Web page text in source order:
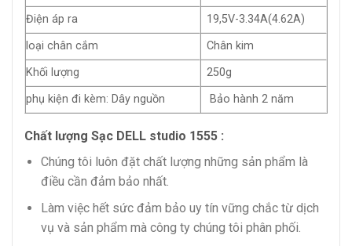
Điện áp ra
19,5V-3.34A(4.62A)
loại chân cắm
Chân kim
Khối lượng
250g
phụ kiện đi kèm: Dây nguồn
Bảo hành 2 năm
Chất lượng Sạc DELL studio 1555 :
Chúng tôi luôn đặt chất lượng những sản phẩm là
điều cần đảm bảo nhất.
Làm việc hết sức đảm bảo uy tín vững chắc từ dịch
vụ và sản phẩm mà công ty chúng tôi phân phối.